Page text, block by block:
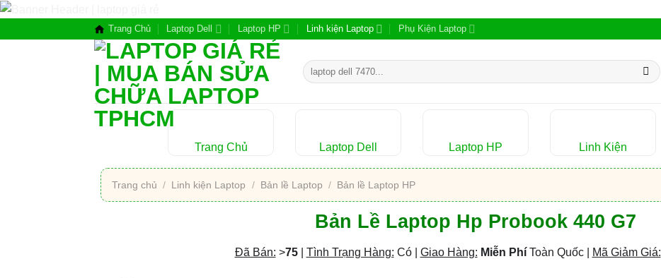
Chuyển
nội
Trang Chủ Laptop Dell Laptop HP Linh kiện Laptop Phụ Kiện Laptop
Tìm
kiếm:
Trang Chủ Laptop Dell Laptop HP Linh Kiện
Trang chủ / Linh kiện Laptop / Bản lề Laptop / Bản lề Laptop HP
Bản Lề Laptop Hp Probook 440 G7
Đã Bán: >75| Tình Trạng Hàng: Có | Giao Hàng: Miễn PhíToàn Quốc | Mã Giảm Giá: